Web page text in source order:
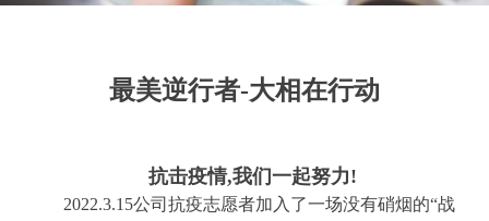
最美逆行者-大相在行动
抗击疫情,我们一起努力!
2022.3.15公司抗疫志愿者加入了一场没有硝烟的“战